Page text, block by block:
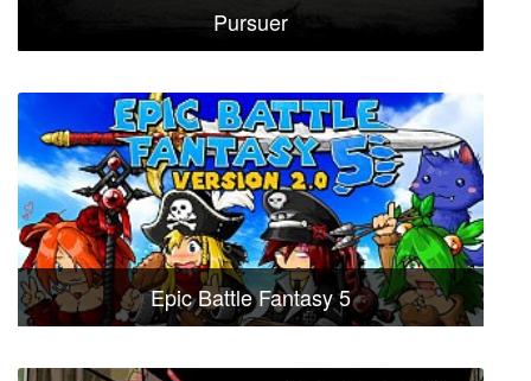
Pursuer
Epic Battle Fantasy 5